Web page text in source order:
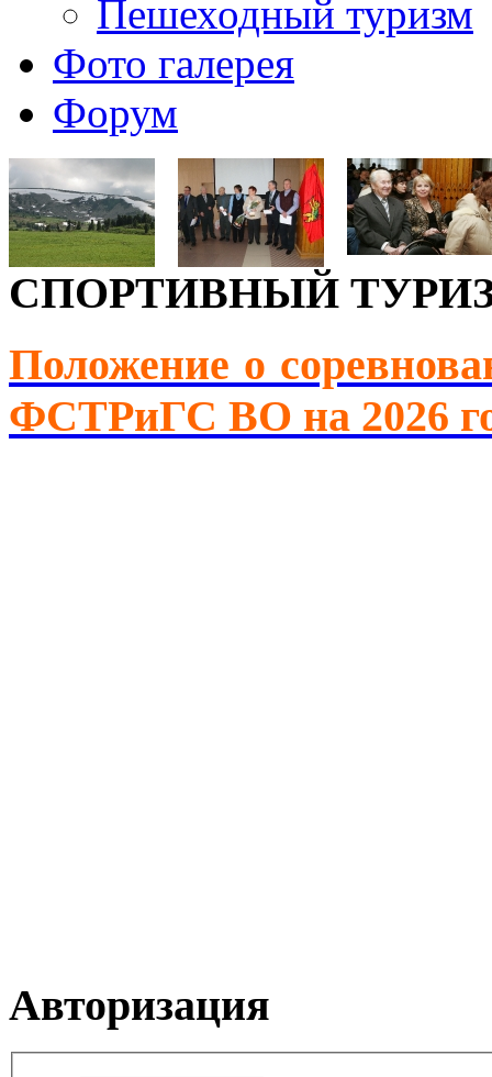
Пешеходный туризм
Фото галерея
Форум
СПОРТИВНЫЙ
Положение о
ФСТРиГС ВО на 2026
Авторизация